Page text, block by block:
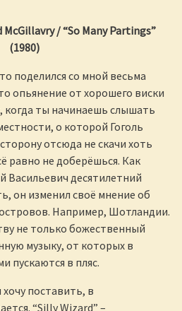
McGillavry / “So Many Partings”
(1980)
поделился со мной весьма
опьянение от хорошего виски
когда ты начинаешь слышать
о которой Гоголь
отсюда не скачи хоть
равно не доберёшься. Как
Васильевич десятилетний
он изменил своё мнение об
Например, Шотландии.
не только божественный
музыку, от которых в
пускаются в пляс.
поставить, в
“Silly Wizard” –